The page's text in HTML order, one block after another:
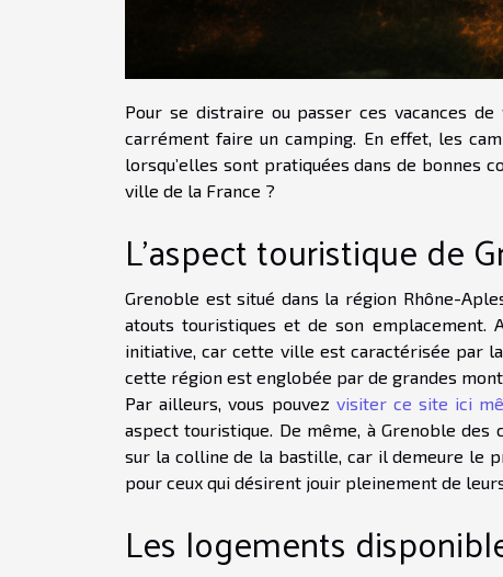
Pour se distraire ou passer ces vacances
carrément faire un camping. En effet, les
lorsqu’elles sont pratiquées dans de bonnes
ville de la France ?
L’aspect touristique de
Grenoble est situé dans la région Rhône-
atouts touristiques et de son
initiative, car cette ville est caractérisée par
cette région est englobée par de grandes
Par ailleurs, vous pouvez visiter ce site ici
aspect touristique. De même, à Grenoble
sur la colline de la bastille, car il demeure le
pour ceux qui désirent jouir pleinement de
Les logements